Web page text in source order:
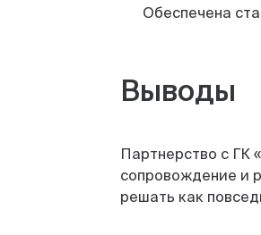
Обеспечена
Выводы
Партнерство с ГК
сопровождение и
решать как